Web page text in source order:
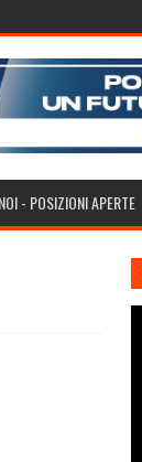
- POSIZIONI APERTE